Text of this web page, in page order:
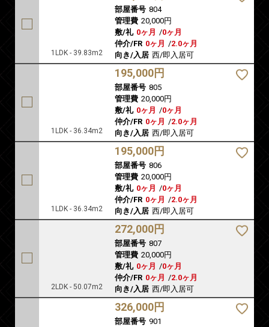
1LDK - 39.83m2
部屋番号 804
管理費 20,000円
敷/礼 0ヶ月 /0ヶ月
仲介/FR 0ヶ月 /2.0ヶ月
向き/入居 西/即入居可
1LDK - 36.34m2
195,000円
部屋番号 805
管理費 20,000円
敷/礼 0ヶ月 /0ヶ月
仲介/FR 0ヶ月 /2.0ヶ月
向き/入居 西/即入居可
1LDK - 36.34m2
195,000円
部屋番号 806
管理費 20,000円
敷/礼 0ヶ月 /0ヶ月
仲介/FR 0ヶ月 /2.0ヶ月
向き/入居 西/即入居可
2LDK - 50.07m2
272,000円
部屋番号 807
管理費 20,000円
敷/礼 0ヶ月 /0ヶ月
仲介/FR 0ヶ月 /2.0ヶ月
向き/入居 西/即入居可
326,000円
部屋番号 901